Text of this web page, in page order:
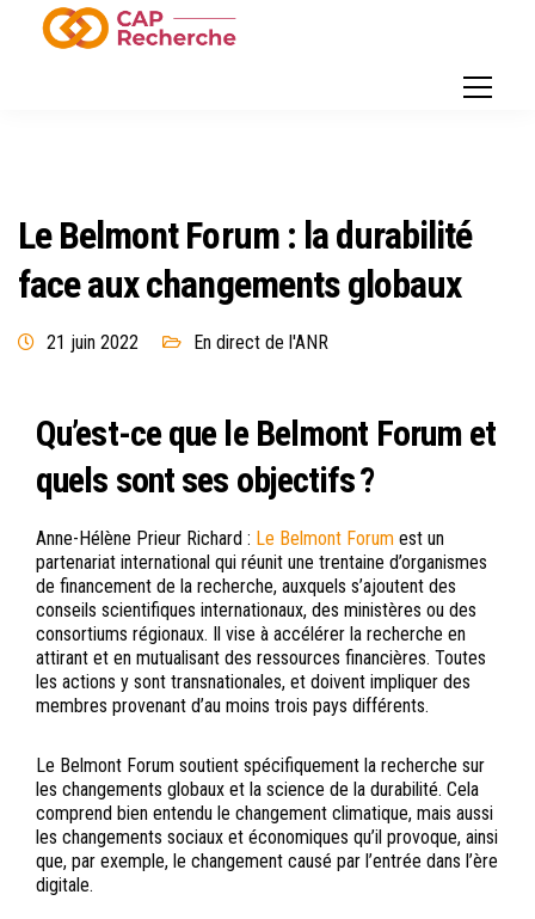
Le Belmont Forum : la durabilité
face aux changements globaux
21 juin 2022 En direct de l'ANR
Qu’est-ce que le Belmont Forum et
quels sont ses objectifs ?
Anne-Hélène Prieur Richard : Le Belmont Forum est un
partenariat international qui réunit une trentaine d’organismes
de financement de la recherche, auxquels s’ajoutent des
conseils scientifiques internationaux, des ministères ou des
consortiums régionaux. Il vise à accélérer la recherche en
attirant et en mutualisant des ressources financières. Toutes
les actions y sont transnationales, et doivent impliquer des
membres provenant d’au moins trois pays différents.
Le Belmont Forum soutient spécifiquement la recherche sur
les changements globaux et la science de la durabilité. Cela
comprend bien entendu le changement climatique, mais aussi
les changements sociaux et économiques qu’il provoque, ainsi
que, par exemple, le changement causé par l’entrée dans l’ère
digitale.